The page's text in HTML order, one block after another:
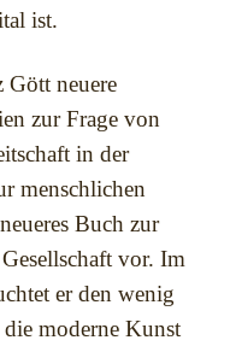
ist.
Gött neuere
zur Frage von
in der
menschlichen
Buch zur
vor. Im
er den wenig
moderne Kunst